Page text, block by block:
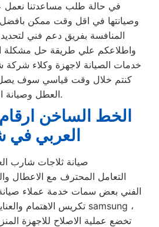
في حالة طلب مساعدتنا نعمل
وصيانتها في اقل وقت ممكن بافضل
المنافسة بفريق دعم فني
واطلاعكم علي طريقة حل مشكلة
خدمات الصيانة لاجهزة وكلاء شركة
كنتم خلال وقت قياسي سوف يصل
العطل وصيانة الجهاز.
الخط الساخن
العربي في
صيانة ثلاجات شارب
التعامل المحترف مع الاعطال
الفني بعض سمات خدمة عملاء
تكريس الاهتمام والعناية الفائقة بعملاء منتجات samsung ،
تخضع عملية الاصلاح للاجهزة